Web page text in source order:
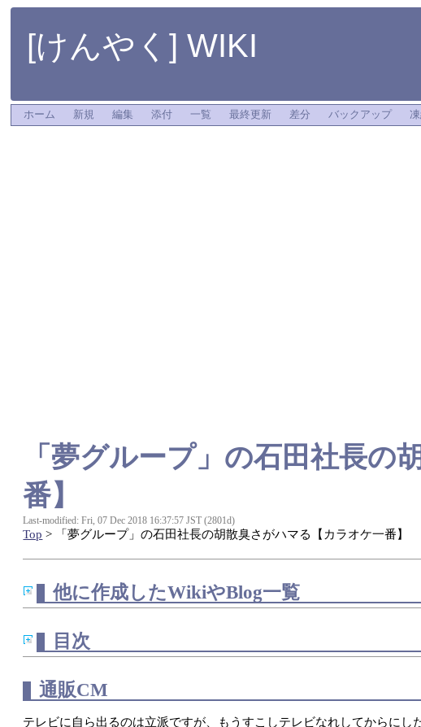
[けんやく] WIKI
ホーム 新規 編集 添付 一覧 最終更新 差分 バックアップ
「夢グループ」の石田社長
番】
Last-modified: Fri, 07 Dec 2018 16:37:57 JST (2801d)
Top > 「夢グループ」の石田社長の胡散臭さがハマる【カラオケ一番】
他に作成したWikiやBlog一覧
目次
通販CM
テレビに自ら出るのは立派ですが、もうすこしテレビなれしてからにし